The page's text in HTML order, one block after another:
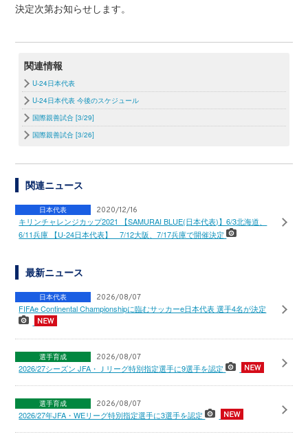
決定次第お知らせします。
関連情報
U-24日本代表
U-24日本代表 今後のスケジュール
国際親善試合 [3/29]
国際親善試合 [3/26]
関連ニュース
日本代表 2020/12/16
キリンチャレンジカップ2021 【SAMURAI BLUE(日本代表)】6/3北海道、
6/11兵庫 【U-24日本代表】 7/12大阪、7/17兵庫で開催決定
最新ニュース
日本代表 2026/08/07
FIFAe Continental Championshipに臨むサッカーe日本代表 選手4名が決定
選手育成 2026/08/07
2026/27シーズン JFA・Ｊリーグ特別指定選手に9選手を認定
選手育成 2026/08/07
2026/27年JFA・WEリーグ特別指定選手に3選手を認定